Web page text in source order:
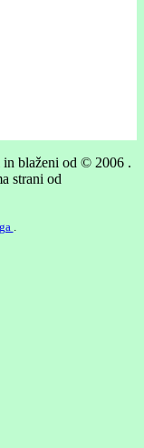
in blaženi od © 2006 .
strani od
.